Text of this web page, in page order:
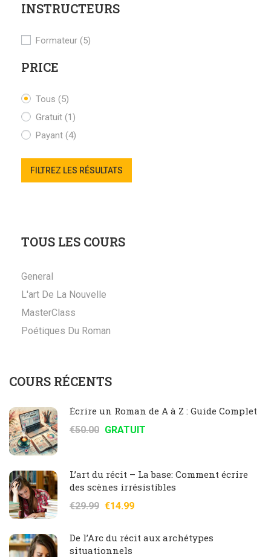
INSTRUCTEURS
Formateur (5)
PRICE
Tous (5)
Gratuit (1)
Payant (4)
FILTREZ LES RÉSULTATS
TOUS LES COURS
General
L'art De La Nouvelle
MasterClass
Poétiques Du Roman
COURS RÉCENTS
Écrire un Roman de A à Z : Guide Complet
€50.00 GRATUIT
L’art du récit – La base: Comment écrire
des scènes irrésistibles
€29.99 €14.99
De l’Arc du récit aux archétypes
situationnels